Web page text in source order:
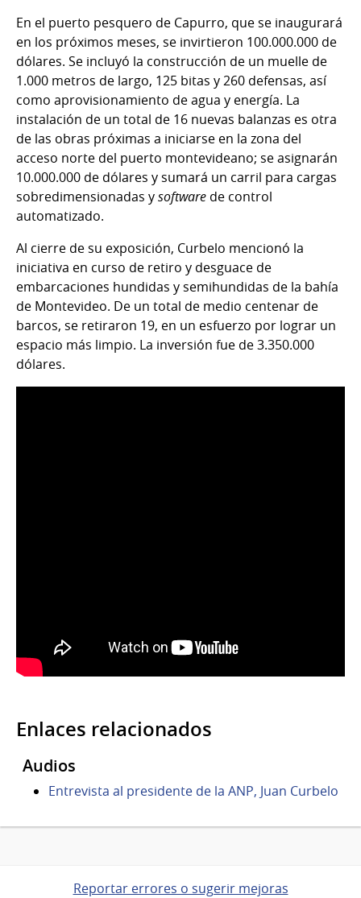
En el puerto pesquero de Capurro, que se inaugurará
en los próximos meses, se invirtieron 100.000.000 de
dólares. Se incluyó la construcción de un muelle de
1.000 metros de largo, 125 bitas y 260 defensas, así
como aprovisionamiento de agua y energía. La
instalación de un total de 16 nuevas balanzas es otra
de las obras próximas a iniciarse en la zona del
acceso norte del puerto montevideano; se asignarán
10.000.000 de dólares y sumará un carril para cargas
sobredimensionadas ysoftware de control
automatizado.
Al cierre de su exposición, Curbelo mencionó la
iniciativa en curso de retiro y desguace de
embarcaciones hundidas y semihundidas de la bahía
de Montevideo. De un total de medio centenar de
barcos, se retiraron 19, en un esfuerzo por lograr un
espacio más limpio. La inversión fue de 3.350.000
dólares.
Enlaces relacionados
Audios
Entrevista al presidente de la ANP, Juan Curbelo
Reportar errores o sugerir mejoras